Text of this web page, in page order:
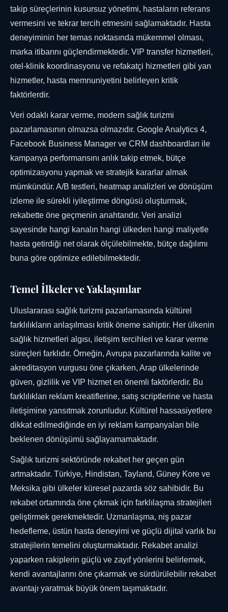
takip süreçlerinin kusursuz yönetimi, hastaların referans
vermesini ve tekrar tercih etmesini sağlamaktadır. Hasta
deneyiminin her temas noktasında mükemmel olması,
marka itibarını güçlendirmektedir. VIP transfer hizmetleri,
otel-klinik koordinasyonu ve refakatçi hizmetleri gibi yan
hizmetler, hasta memnuniyetini belirleyen kritik
faktörlerdir.
Veri odaklı karar verme, modern sağlık turizmi
pazarlamasının olmazsa olmazıdır. Google Analytics 4,
Facebook Business Manager ve CRM dashboardları ile
kampanya performansını anlık takip etmek, bütçe
optimizasyonu yapmak ve stratejik kararlar almak
mümkündür. A/B testleri, heatmap analizleri ve dönüşüm
izleme ile sürekli iyileştirme döngüsü oluşturmak,
rekabette öne geçmenin anahtarıdır. Veri analizi
sayesinde hangi kanalın hangi ülkeden hangi maliyetle
hasta getirdiği net olarak ölçülebilmekte, bütçe dağılımı
buna göre optimize edilebilmektedir.
Temel İlkeler ve Yaklaşımlar
Uluslararası sağlık turizmi pazarlamasında kültürel
farklılıkların anlaşılması kritik öneme sahiptir. Her ülkenin
sağlık hizmetleri algısı, iletişim tercihleri ve karar verme
süreçleri farklıdır. Örneğin, Avrupa pazarlarında kalite ve
akreditasyon vurgusu öne çıkarken, Arap ülkelerinde
güven, gizlilik ve VIP hizmet en önemli faktörlerdir. Bu
farklılıkları reklam kreatiflerine, satış scriptlerine ve hasta
iletişimine yansıtmak zorunludur. Kültürel hassasiyetlere
dikkat edilmediğinde en iyi reklam kampanyaları bile
beklenen dönüşümü sağlayamamaktadır.
Sağlık turizmi sektöründe rekabet her geçen gün
artmaktadır. Türkiye, Hindistan, Tayland, Güney Kore ve
Meksika gibi ülkeler küresel pazarda söz sahibidir. Bu
rekabet ortamında öne çıkmak için farklılaşma stratejileri
geliştirmek gerekmektedir. Uzmanlaşma, niş pazar
hedefleme, üstün hasta deneyimi ve güçlü dijital varlık bu
stratejilerin temelini oluşturmaktadır. Rekabet analizi
yaparken rakiplerin güçlü ve zayıf yönlerini belirlemek,
kendi avantajlarını öne çıkarmak ve sürdürülebilir rekabet
avantajı yaratmak büyük önem taşımaktadır.